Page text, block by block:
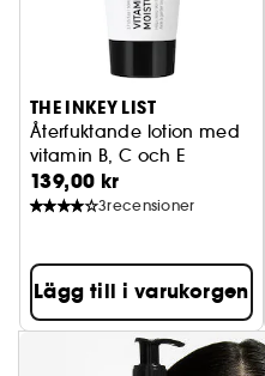
THE INKEY LIST
Återfuktande lotion med
vitamin B, C och E
139,00 kr
3recensioner
Lägg till i varukorgen